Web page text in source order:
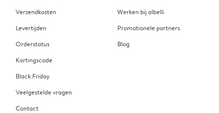
Verzendkosten
Levertijden
Orderstatus
Kortingscode
Black Friday
Veelgestelde vragen
Contact
Werken bij albelli
Promotionele partners
Blog